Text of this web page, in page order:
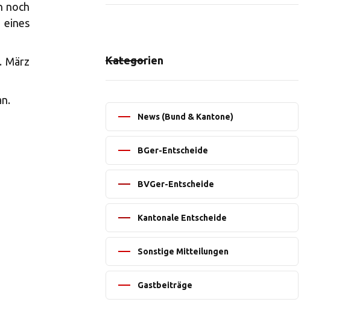
noch
März
Kategorien
News (Bund & Kantone)
BGer-Entscheide
BVGer-Entscheide
Kantonale Entscheide
Sonstige Mitteilungen
Gastbeiträge